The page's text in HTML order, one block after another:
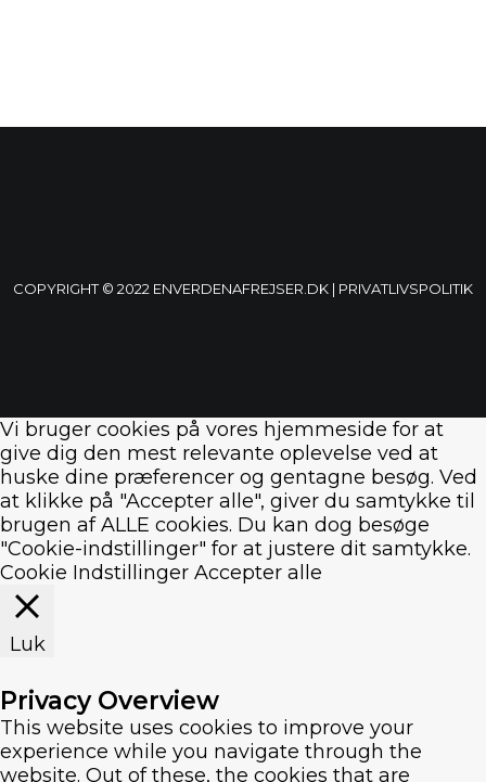
COPYRIGHT © 2022 ENVERDENAFREJSER.DK | PRIVATLIVSPOLITIK
Vi bruger cookies på vores hjemmeside for at
give dig den mest relevante oplevelse ved at
huske dine præferencer og gentagne besøg. Ved
at klikke på "Accepter alle", giver du samtykke til
brugen af ​​ALLE cookies. Du kan dog besøge
"Cookie-indstillinger" for at justere dit samtykke.
Cookie Indstillinger Accepter alle
Luk
Privacy Overview
This website uses cookies to improve your
experience while you navigate through the
website. Out of these, the cookies that are